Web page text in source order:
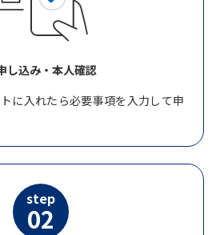
し込み・本人確認
に入れたら必要事項を入力して申
step
02